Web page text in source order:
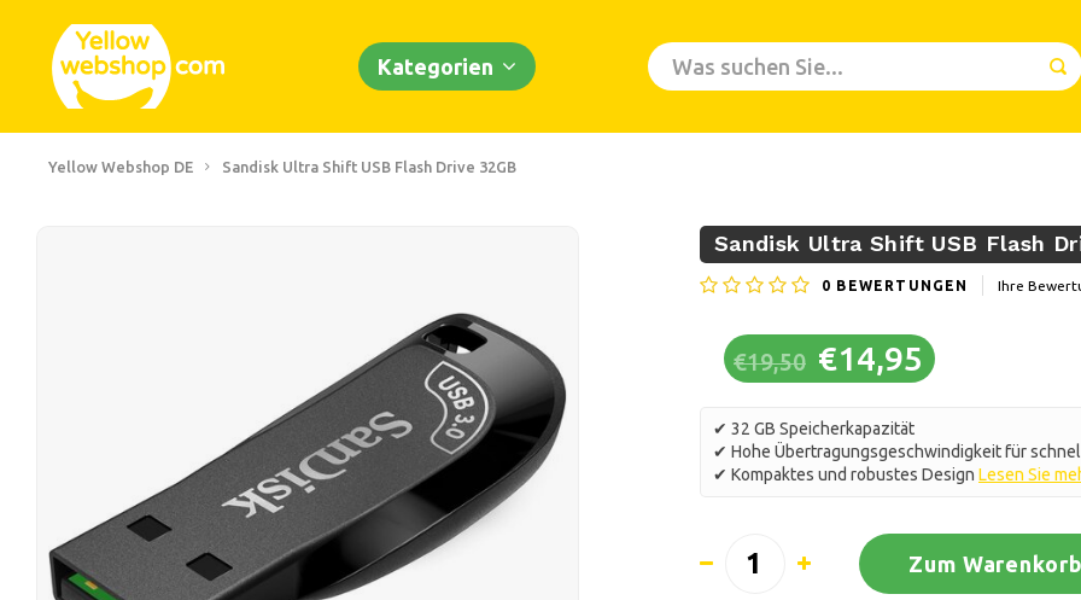
Kategorien
Yellow Webshop DE Sandisk Ultra Shift USB Flash Drive 32GB
Sandisk Ultra Shift USB Flash
0 BEWERTUNGEN Ihre
€19,50 €14,95
✔ 32 GB Speicherkapazität
✔ Hohe Übertragungsgeschwindigkeit für
✔ Kompaktes und robustes Design Lesen Sie
Zum